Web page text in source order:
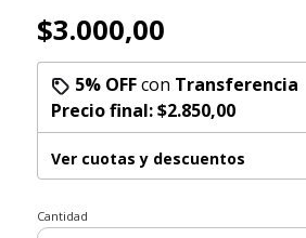
$3.000,00
5% OFFcon Transferencia
Precio final:$2.850,00
Ver cuotas y descuentos
Cantidad